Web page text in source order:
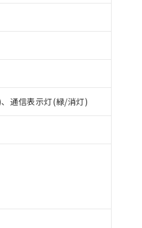
通信表示灯(緑/消灯)
ご利用ください。
、本サービスの対象外となる商品
、記載している更新日時点での社
非含有に対応した製品が提供可能
含有に対応した製品に切り替える
の非含有に非対応の商品で、対応
いたものが、含有品と判明した
(DIBP) 1000ppm以下
の基準値以下であることを示しま
の基準値を超えていることを示し